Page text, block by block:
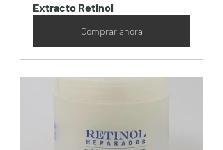
Extracto Retinol
Comprar ahora